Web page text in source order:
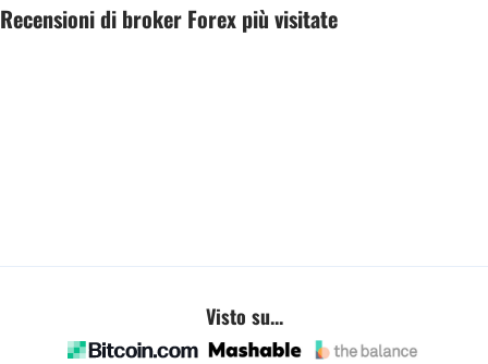
Recensioni di broker Forex più visitate
Visto su...